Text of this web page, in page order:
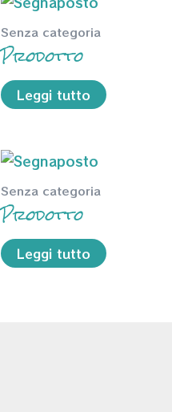
Senza categoria
Prodotto
Leggi tutto
Senza categoria
Prodotto
Leggi tutto